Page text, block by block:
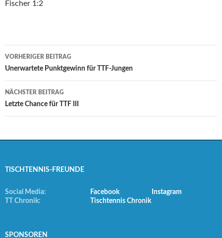
Fischer 1:2
Beitrags-
Navigation
VORHERIGER BEITRAG
Unerwartete Punktgewinn für TTF-Jungen
NÄCHSTER BEITRAG
Letzte Chance für TTF III
TISCHTENNIS-FREUNDE
Social Media: Facebook
Instagram
TT Chronik:
Tischtennis Chronik
SPONSOREN